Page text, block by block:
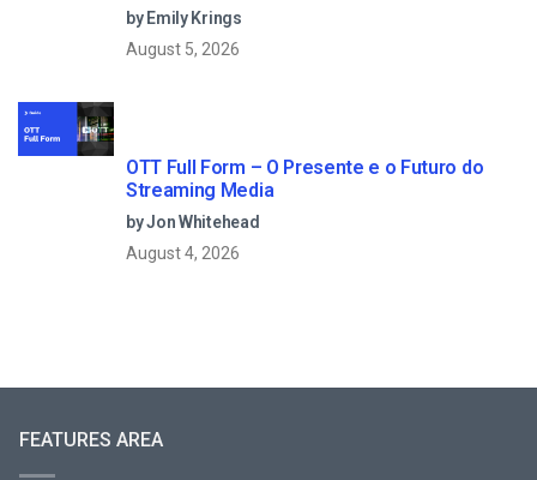
by Emily Krings
August 5, 2026
OTT Full Form – O Presente e o Futuro do
Streaming Media
by Jon Whitehead
August 4, 2026
FEATURES AREA